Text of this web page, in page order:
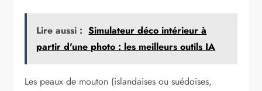
Lire aussi : Simulateur déco intérieur à
partir d'une photo : les meilleurs outils IA
Les peaux de mouton (islandaises ou suédoises,